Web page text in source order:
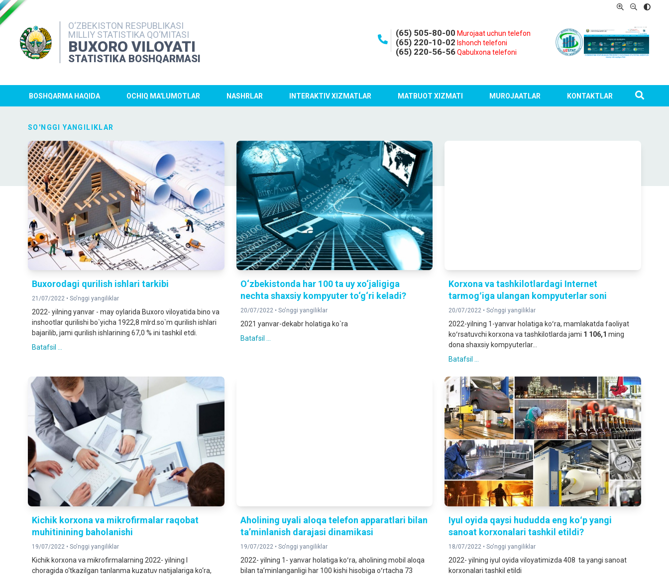
O‘ZBEKISTON RESPUBLIKASI
MILLIY STATISTIKA QO‘MITASI
BUXORO VILOYATI
STATISTIKA BOSHQARMASI
(65) 505-80-00 Murojaat uchun telefon
(65) 220-10-02 Ishonch telefoni
(65) 220-56-56 Qabulxona telefoni
BOSHQARMA HAQIDA OCHIQ MA'LUMOTLAR NASHRLAR INTERAKTIV XIZMATLAR MATBUOT XIZMATI MUROJAATLAR KONTAKTLAR
SO'NGGI YANGILIKLAR
Buxorodagi qurilish ishlari tarkibi
21/07/2022 • So'nggi yangiliklar
2022- yilning yanvar - may oylarida Buxoro viloyatida bino va
inshootlar qurilishi bo`yicha 1922,8 mlrd.so`m qurilish ishlari
bajarilib, jami qurilish ishlarining 67,0 % ini tashkil etdi.
Batafsil ...
O‘zbekistonda har 100 ta uy xo‘jaligiga
nechta shaxsiy kompyuter to‘g‘ri keladi?
20/07/2022 • So'nggi yangiliklar
2021 yanvar-dekabr holatiga ko`ra
Batafsil ...
Korxona va tashkilotlardagi Internet
tarmogʻiga ulangan kompyuterlar soni
20/07/2022 •So'nggi yangiliklar
2022-yilning 1-yanvar holatiga koʻra, mamlakatda faoliyat
koʻrsatuvchi korxona va tashkilotlarda jami 1 106,1 ming
dona shaxsiy kompyuterlar...
Batafsil ...
Kichik korxona va mikrofirmalar raqobat
muhitinining baholanishi
19/07/2022 • So'nggi yangiliklar
Kichik korxona va mikrofirmalarning 2022- yilning I
choragida o‘tkazilgan tanlanma kuzatuv natijalariga ko‘ra,
Aholining uyali aloqa telefon apparatlari bilan
taʼminlanish darajasi dinamikasi
19/07/2022 • So'nggi yangiliklar
2022- yilning 1- yanvar holatiga koʻra, aholining mobil aloqa
bilan taʼminlanganligi har 100 kishi hisobiga oʻrtacha 73
Iyul oyida qaysi hududda eng koʻp yangi
sanoat korxonalari tashkil etildi?
18/07/2022 •So'nggi yangiliklar
2022- yilning iyul oyida viloyatimizda 408 ta yangi sanoat
korxonalari tashkil etildi